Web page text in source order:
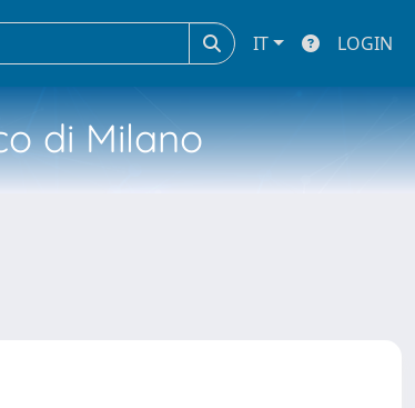
IT LOGIN
di Milano